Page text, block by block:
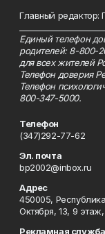
Главный
Единый телефон
родителей: 8-800-
для всех жителей
Телефон доверия
Телефон
800-347-5000.
Телефон
(347)292-77-62
Эл. почта
bp2002@inbox.ru
Адрес
450005,
Октября, 13, 9
Рекламная служба